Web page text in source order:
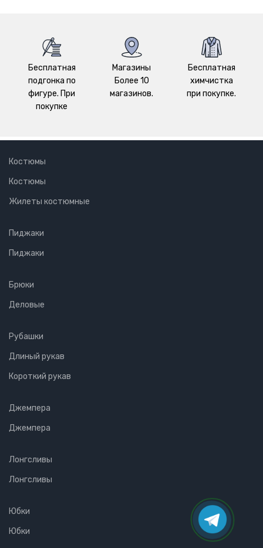
Бесплатная
подгонка по
фигуре. При
покупке
Магазины
Более 10
магазинов.
Бесплатная
химчистка
при покупке.
Костюмы
Костюмы
Жилеты костюмные
Пиджаки
Пиджаки
Брюки
Деловые
Рубашки
Длиный рукав
Короткий рукав
Джемпера
Джемпера
Лонгсливы
Лонгсливы
Юбки
Юбки